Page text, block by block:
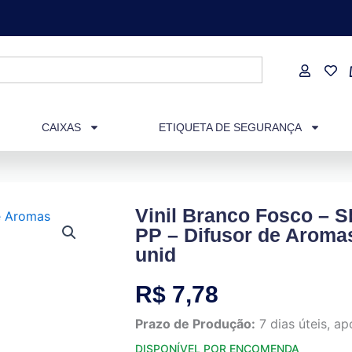
CAIXAS ETIQUETA DE SEGURANÇA
Vinil Branco Fosco –
PP – Difusor de
unid
R$ 7,78
Prazo de Produção: 7 dias úteis,
DISPONÍVEL POR ENCOMENDA